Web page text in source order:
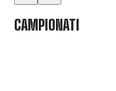
CAMPIONATI